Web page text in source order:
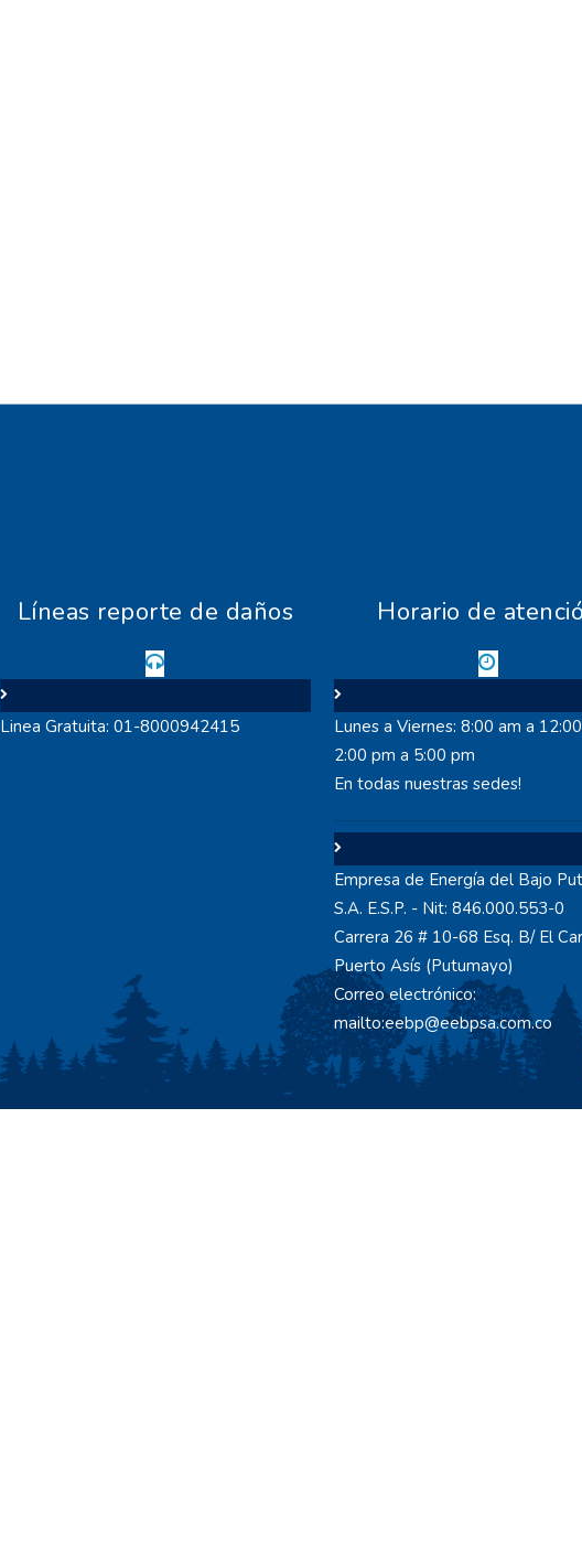
Líneas reporte de daños
Linea Gratuita: 01-8000942415
Horario de
Lunes a Viernes: 8:00 am a
2:00 pm a 5:00 pm
En todas nuestras sedes!
Empresa de Energía del Bajo
S.A. E.S.P. - Nit: 846.000.553-0
Carrera 26 # 10-68 Esq. B/ El
Puerto Asís (Putumayo)
Correo electrónico:
mailto:eebp@eebpsa.com.co